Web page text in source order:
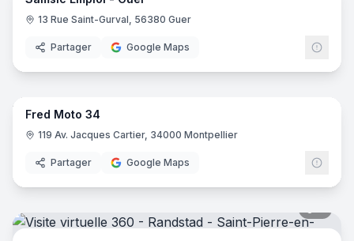
13 Rue Saint-Gurval, 56380 Guer
Partager Google Maps
5
Fred Moto 34
119 Av. Jacques Cartier, 34000 Montpellier
Partager Google Maps